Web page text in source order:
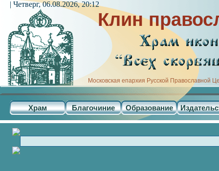
Клин
Московская епархия Русской Православной
Храм Благочиние Образование
| Четверг, 06.08.2026, 20:12